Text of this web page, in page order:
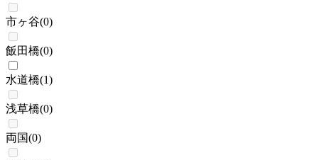
市ヶ谷(0)
飯田橋(0)
水道橋(1)
浅草橋(0)
両国(0)